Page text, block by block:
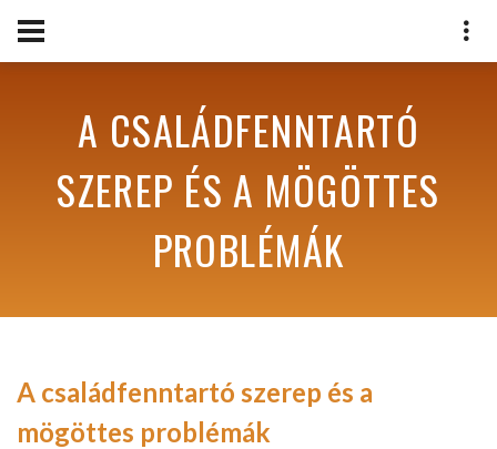
A CSALÁDFENNTARTÓ
SZEREP ÉS A MÖGÖTTES
PROBLÉMÁK
A családfenntartó szerep és a
mögöttes problémák